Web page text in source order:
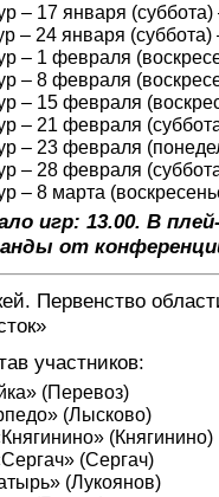
– 17 января
– 24 января
– 1 февраля
– 8 февраля
– 15 февраля
– 21 февраля
– 23 февраля
– 28 февраля
– 8 марта
игр: 13.00. В
от
Первенство
участников:
(Перевоз)
(Лысково)
(Княгинино)
(Сергач)
(Лукоянов)